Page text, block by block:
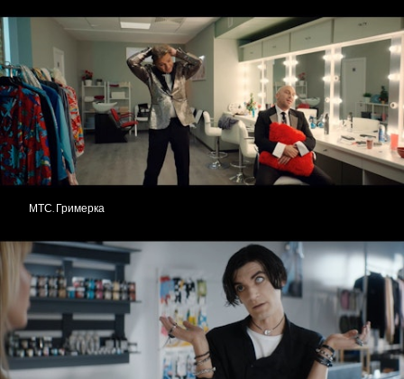
МТС. Гримерка